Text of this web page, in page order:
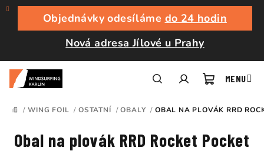
Přejít
obsah
Objednávky odesíláme do 24 hodin
Nová adresa Jílové u Prahy
košík
DOMŮ
/ WING FOIL / OSTATNÍ / OBALY / OBAL NA PLOVÁK RRD
Obal na plovák RRD Rocket Pocket